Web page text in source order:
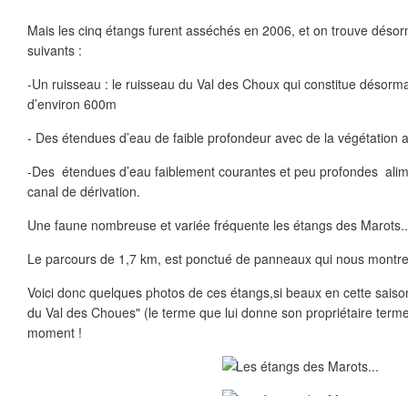
Mais les cinq étangs furent asséchés en 2006, et on trouve
suivants :
-Un ruisseau : le ruisseau du Val des Choux qui constitue
d’environ 600m
- Des étendues d’eau de faible profondeur avec de la végétation
-Des étendues d’eau faiblement courantes et peu profondes
canal de dérivation.
Une faune nombreuse et variée fréquente les étangs des Marots..
Le parcours de 1,7 km, est ponctué de panneaux qui nous
Voici donc quelques photos de ces étangs,si beaux en cette
du Val des Choues" (le terme que lui donne son propriétaire
moment !